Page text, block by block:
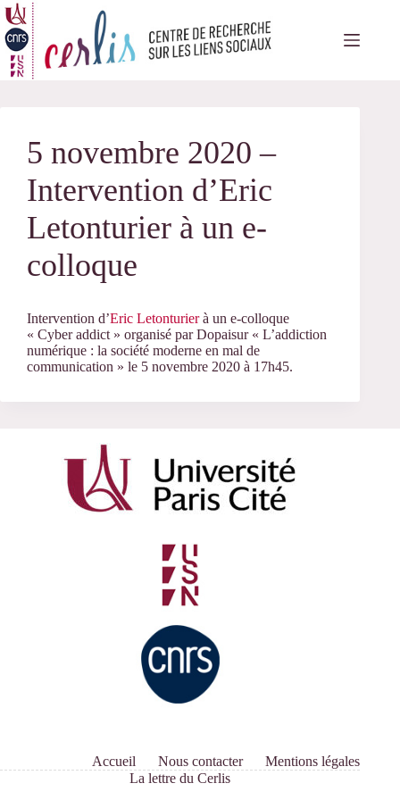
Passer
au
contenu
5 novembre 2020 –
Intervention d’Eric
Letonturier à un e-
colloque
Intervention d’Eric Letonturierà un e-colloque
« Cyber addict » organisé par Dopaisur « L’addiction
numérique : la société moderne en mal de
communication » le 5 novembre 2020 à 17h45.
Accueil Nous contacter
Mentions légales
La lettre du Cerlis